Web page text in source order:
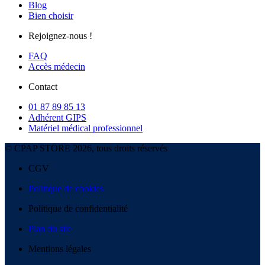
Blog
Bien choisir
Rejoignez-nous !
FAQ
Accès médecin
Contact
01 87 89 85 13
Adhérent GIPS
Matériel médical professionnel
© CPAP STORE 2026, tous droits réservés
CGV
Politique de cookies
Politique de confidentialité
Plan du site
Mentions légales